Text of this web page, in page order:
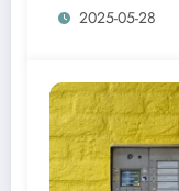
2025-05-28